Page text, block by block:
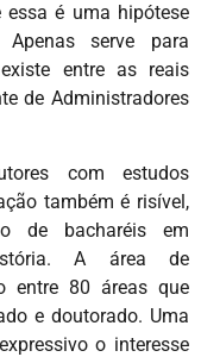
é uma hipótese
serve para
entre as reais
de Administradores
com estudos
também é risível,
de bacharéis em
A área de
entre 80 áreas que
e doutorado. Uma
o interesse